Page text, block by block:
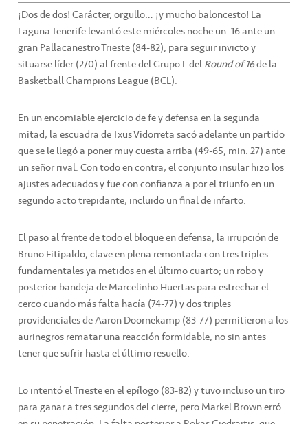
¡Dos de dos! Carácter, orgullo… ¡y mucho baloncesto! La
Laguna Tenerife levantó este miércoles noche un -16 ante un
gran Pallacanestro Trieste (84-82), para seguir invicto y
situarse líder (2/0) al frente del Grupo L delRound of 16de la
Basketball Champions League (BCL).
En un encomiable ejercicio de fe y defensa en la segunda
mitad, la escuadra de Txus Vidorreta sacó adelante un partido
que se le llegó a poner muy cuesta arriba (49-65, min. 27) ante
un señor rival. Con todo en contra, el conjunto insular hizo los
ajustes adecuados y fue con confianza a por el triunfo en un
segundo acto trepidante, incluido un final de infarto.
El paso al frente de todo el bloque en defensa; la irrupción de
Bruno Fitipaldo, clave en plena remontada con tres triples
fundamentales ya metidos en el último cuarto; un robo y
posterior bandeja de Marcelinho Huertas para estrechar el
cerco cuando más falta hacía (74-77) y dos triples
providenciales de Aaron Doornekamp (83-77) permitieron a los
aurinegros rematar una reacción formidable, no sin antes
tener que sufrir hasta el último resuello.
Lo intentó el Trieste en el epílogo (83-82) y tuvo incluso un tiro
para ganar a tres segundos del cierre, pero Markel Brown erró